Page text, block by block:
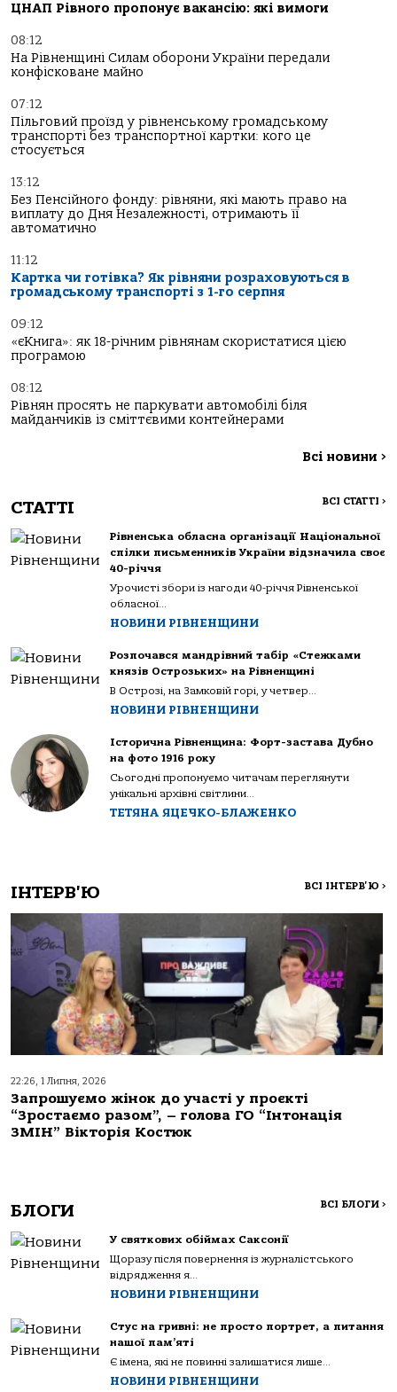
ЦНАП Рівного пропонує вакансію: які вимоги
08:12
На Рівненщині Силам оборони України передали
конфісковане майно
07:12
Пільговий проїзд у рівненському громадському
транспорті без транспортної картки: кого це
стосується
13:12
Без Пенсійного фонду: рівняни, які мають право на
виплату до Дня Незалежності, отримають її
автоматично
11:12
Картка чи готівка? Як рівняни розраховуються в
громадському транспорті з 1-го серпня
09:12
«єКнига»: як 18-річним рівнянам скористатися цією
програмою
08:12
Рівнян просять не паркувати автомобілі біля
майданчиків із сміттєвими контейнерами
Всі новини >
СТАТТІ ВСІ СТАТТІ >
Рівненська обласна організації Національної
спілки письменників України відзначила своє
40-річчя
Урочисті збори із нагоди 40-річчя Рівненської
обласної...
НОВИНИ РІВНЕНЩИНИ
Розпочався мандрівний табір «Стежками
князів Острозьких» на Рівненщині
В Острозі, на Замковій горі, у четвер...
НОВИНИ РІВНЕНЩИНИ
Історична Рівненщина: Форт-застава Дубно
на фото 1916 року
Сьогодні пропонуємо читачам переглянути
унікальні архівні світлини...
ТЕТЯНА ЯЦЕЧКО-БЛАЖЕНКО
ІНТЕРВ'Ю ВСІ ІНТЕРВ'Ю >
22:26, 1 Липня, 2026
Запрошуємо жінок до участі у проєкті
“Зростаємо разом”, – голова ГО “Інтонація
ЗМІН” Вікторія Костюк
БЛОГИ ВСІ БЛОГИ >
У святкових обіймах Саксонії
Щоразу після повернення із журналістського
відрядження я...
НОВИНИ РІВНЕНЩИНИ
Стус на гривні: не просто портрет, а питання
нашої пам’яті
Є імена, які не повинні залишатися лише...
НОВИНИ РІВНЕНЩИНИ